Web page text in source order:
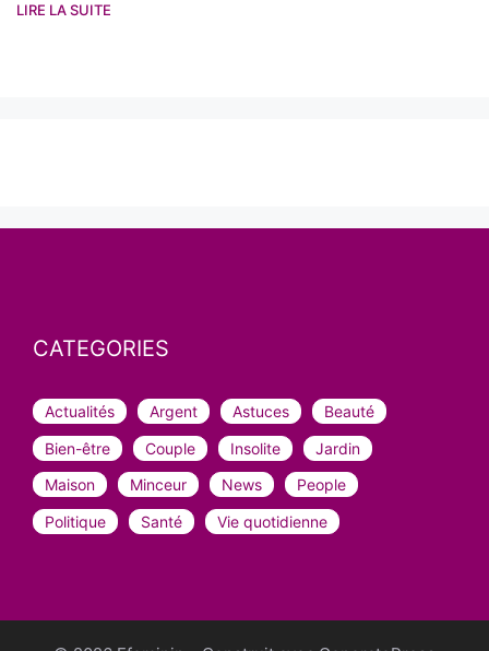
LIRE LA SUITE
CATEGORIES
Actualités Argent Astuces
Beauté
Bien-être
Couple Insolite
Jardin
Maison
Minceur News
People
Politique
Santé Vie quotidienne